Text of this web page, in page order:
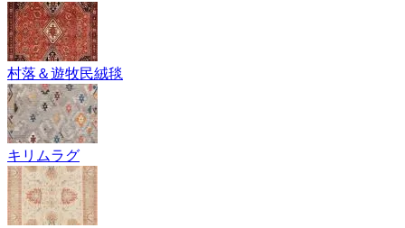
村落＆遊牧民絨毯
キリムラグ